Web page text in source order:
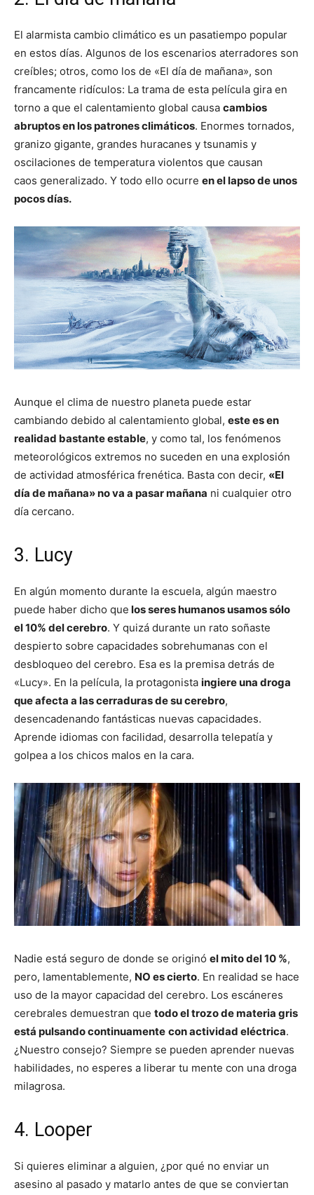
El alarmista cambio climático es un pasatiempo popular
en estos días. Algunos de los escenarios aterradores son
creíbles; otros, como los de «El día de mañana», son
francamente ridículos: La trama de esta película gira en
torno a que el calentamiento global causa cambios
abruptos en los patrones climáticos. Enormes tornados,
granizo gigante, grandes huracanes y tsunamis y
oscilaciones de temperatura violentos que causan
caos generalizado. Y todo ello ocurre en el lapso de unos
pocos días.
Aunque el clima de nuestro planeta puede estar
cambiando debido al calentamiento global, este es en
realidad bastante estable, y como tal, los fenómenos
meteorológicos extremos no suceden en una explosión
de actividad atmosférica frenética. Basta con decir, «El
día de mañana» no va a pasar mañana ni cualquier otro
día cercano.
3. Lucy
En algún momento durante la escuela, algún maestro
puede haber dicho que los seres humanos usamos sólo
el 10% del cerebro. Y quizá durante un rato soñaste
despierto sobre capacidades sobrehumanas con el
desbloqueo del cerebro. Esa es la premisa detrás de
«Lucy». En la película, la protagonista ingiere una droga
que afecta a las cerraduras de su cerebro,
desencadenando fantásticas nuevas capacidades.
Aprende idiomas con facilidad, desarrolla telepatía y
golpea a los chicos malos en la cara.
Nadie está seguro de donde se originó el mito del 10 %,
pero, lamentablemente, NO es cierto. En realidad se hace
uso de la mayor capacidad del cerebro. Los escáneres
cerebrales demuestran que todo el trozo de materia gris
está pulsando continuamente con actividad eléctrica.
¿Nuestro consejo? Siempre se pueden aprender nuevas
habilidades, no esperes a liberar tu mente con una droga
milagrosa.
4. Looper
Si quieres eliminar a alguien, ¿por qué no enviar un
asesino al pasado y matarlo antes de que se conviertan